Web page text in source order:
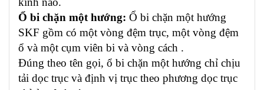
Ổ bi chặn một hướng: Ổ bi chặn một hướng
SKF gồm có một vòng đệm trục, một vòng đệm
ổ và một cụm viên bi và vòng cách .
Đúng theo tên gọi, ổ bi chặn một hướng chỉ chịu
tải dọc trục và định vị trục theo phương dọc trục